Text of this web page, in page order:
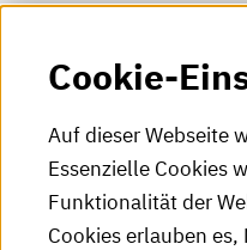
HKA-Shop
HKA-Videos
HKA-Podcast
HKA-Publikationen
RSS-Feed
Cookie-
Auf dieser Webseite
Essenzielle Cookies
Funktionalität der
Cookies erlauben